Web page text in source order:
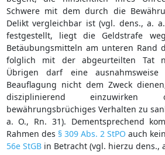
Schwere mit dem durch die
Delikt vergleichbar ist (vgl. dens., a.
festgestellt, liegt die Geldstrafe
Betäubungsmitteln am unteren Rand
folglich mit der abgeurteilten Tat
Übrigen darf eine ausnahmsweise
Beauflagung nicht dem Zweck
disziplinierend
bewährungsbrüchiges Verhalten zu
a. O., Rn. 31). Dementsprechend
Rahmen des § 309 Abs. 2 StPO auch
56e StGBin Betracht (vgl. hierzu dens.,